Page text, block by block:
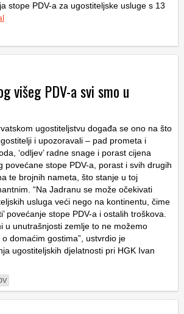
stope PDV-a za ugostiteljske usluge s 13
višeg PDV-a svi smo u
ugostiteljstvu događa se ono na što
i upozoravali – pad prometa i
‘odljev’ radne snage i porast cijena
povećane stope PDV-a, porast i svih drugih
te brojnih nameta, što stanje u toj
“Na Jadranu se može očekivati
usluga veći nego na kontinentu, čime
povećanje stope PDV-a i ostalih troškova.
u unutrašnjosti zemlje to ne možemo
domaćim gostima”, ustvrdio je
ugostiteljskih djelatnosti pri HGK Ivan